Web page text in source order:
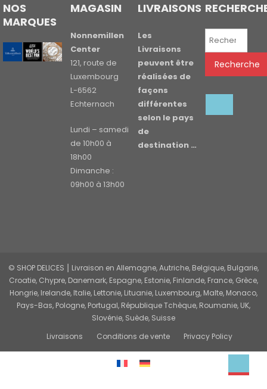
NOS
MARQUES
MAGASIN
Nonnemillen
Center
121, route de
Luxembourg
L-6562
Echternach
Lundi – samedi
de 10h00 à
18h00
Dimanche :
09h00 à 13h00
LIVRAISONS
Les
Livraisons
peuvent être
réalisées de
façons
différentes
selon le pays
de
destination …
Recherche
Recherche
© SHOP DELICES ⎮ Livraison en Allemagne, Autriche, Belgique, Bulgarie,
Croatie, Chypre, Danemark, Espagne, Estonie, Finlande, France, Grèce,
Hongrie, Irelande, Italie, Lettonie, Lituanie, Luxembourg, Malte, Monaco,
Pays-Bas, Pologne, Portugal, République Tchèque, Roumanie, UK,
Slovénie, Suède, Suisse
Livraisons
Conditions de vente Privacy Policy